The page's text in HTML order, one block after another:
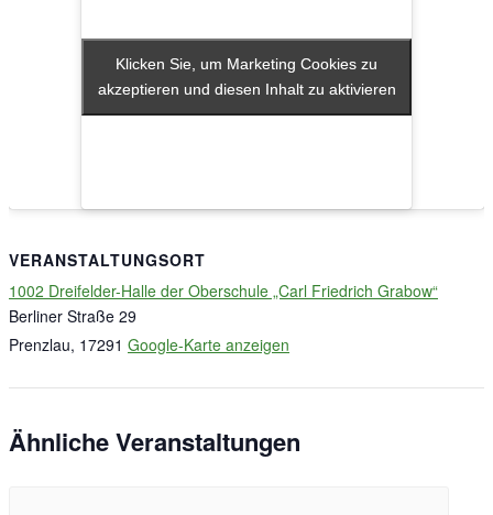
VERANSTALTUNGSORT
1002 Dreifelder-Halle der Oberschule „Carl Friedrich Grabow“
Berliner Straße 29
Prenzlau, 17291 Google-Karte anzeigen
Klicken Sie, um Marketing Cookies zu
akzeptieren und diesen Inhalt zu aktivieren
Klicken Sie, um Marketing Cookies zu
akzeptieren und diesen Inhalt zu aktivieren
Ähnliche Veranstaltungen